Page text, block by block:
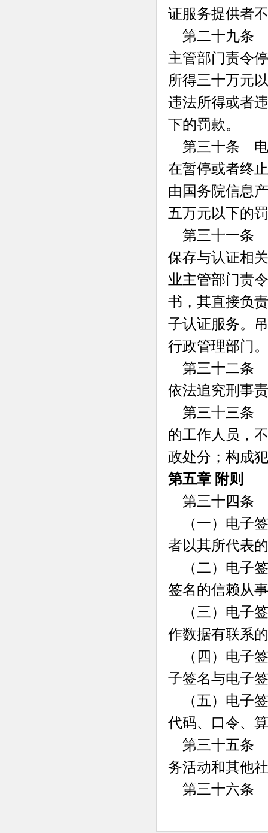
证服务提供者
第二十九条
主管部门责令
所得三十万元
违法所得或者
下的罚款。
第三十条 电
在暂停或者终
由国务院信息
五万元以下的
第三十一条
保存与认证相
业主管部门责
书，其直接负
子认证服务。
行政管理部门。
第三十二条
依法追究刑事
第三十三条
的工作人员，
政处分；构成
第五章 附则
第三十四条
（一）电子
者以其所代表
（二）电子
签名的信赖从
（三）电子
作数据有联系
（四）电子
子签名与电子
（五）电子
代码、口令、
第三十五条
务活动和其他
第三十六条